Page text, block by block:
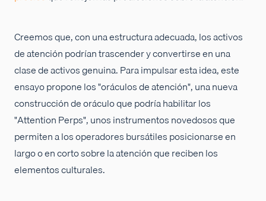
Creemos que, con una estructura adecuada, los activos
de atención podrían trascender y convertirse en una
clase de activos genuina. Para impulsar esta idea, este
ensayo propone los "oráculos de atención", una nueva
construcción de oráculo que podría habilitar los
"Attention Perps", unos instrumentos novedosos que
permiten a los operadores bursátiles posicionarse en
largo o en corto sobre la atención que reciben los
elementos culturales.